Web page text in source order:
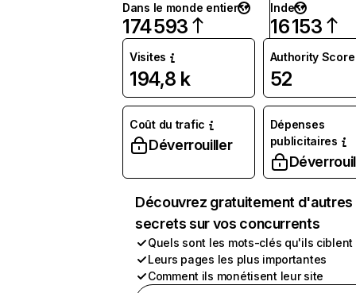
Dans le monde entier
174 593
Inde
16 153
Visites
194,8 k
Authority Score
52
Coût du trafic
Déverrouiller
Dépenses
publicitaires
Découvrez gratuitement d'autres
secrets sur vos concurrents
Quels sont les mots-clés qu'ils ciblent
Leurs pages les plus importantes
Comment ils monétisent leur site